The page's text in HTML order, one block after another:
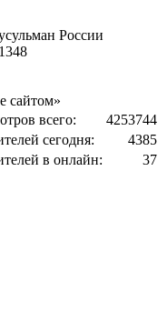
России
сайтом»
всего:
4253744
сегодня:
4385
в онлайн:
37